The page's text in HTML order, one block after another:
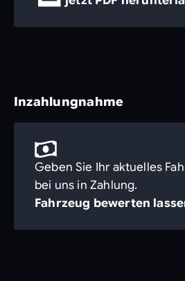
Inzahlungnahme
Geben Sie Ihr aktuelles
bei uns in Zahlung.
Fahrzeug bewerten